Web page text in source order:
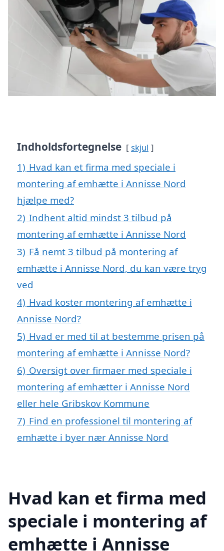
Indholdsfortegnelse skjul
1) Hvad kan et firma med speciale i
montering af emhætte i Annisse Nord
hjælpe med?
2) Indhent altid mindst 3 tilbud på
montering af emhætte i Annisse Nord
3) Få nemt 3 tilbud på montering af
emhætte i Annisse Nord, du kan være tryg
ved
4) Hvad koster montering af emhætte i
Annisse Nord?
5) Hvad er med til at bestemme prisen på
montering af emhætte i Annisse Nord?
6) Oversigt over firmaer med speciale i
montering af emhætter i Annisse Nord
eller hele Gribskov Kommune
7) Find en professionel til montering af
emhætte i byer nær Annisse Nord
Hvad kan et firma med
speciale i montering af
emhætte i Annisse